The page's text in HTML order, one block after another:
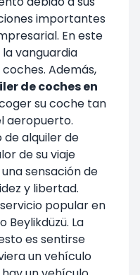
importantes
En este
vanguardia
Además,
de coches en
su coche tan
aeropuerto.
de alquiler de
de su viaje
sensación de
y libertad.
popular en
La
es sentirse
un vehículo